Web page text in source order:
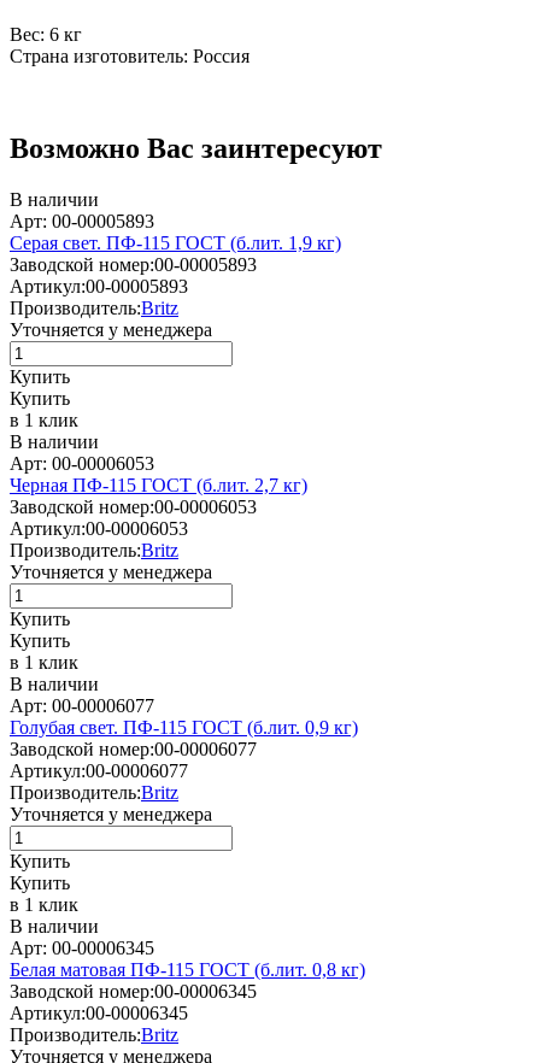
Вес: 6 кг
Страна изготовитель: Россия
Возможно Вас заинтересуют
В наличии
Арт: 00-00005893
Серая свет. ПФ-115 ГОСТ (б.лит. 1,9 кг)
Заводской номер:00-00005893
Артикул:00-00005893
Производитель:Britz
Уточняется у менеджера
Купить
Купить
в 1 клик
В наличии
Арт: 00-00006053
Черная ПФ-115 ГОСТ (б.лит. 2,7 кг)
Заводской номер:00-00006053
Артикул:00-00006053
Производитель:Britz
Уточняется у менеджера
Купить
Купить
в 1 клик
В наличии
Арт: 00-00006077
Голубая свет. ПФ-115 ГОСТ (б.лит. 0,9 кг)
Заводской номер:00-00006077
Артикул:00-00006077
Производитель:Britz
Уточняется у менеджера
Купить
Купить
в 1 клик
В наличии
Арт: 00-00006345
Белая матовая ПФ-115 ГОСТ (б.лит. 0,8 кг)
Заводской номер:00-00006345
Артикул:00-00006345
Производитель:Britz
Уточняется у менеджера